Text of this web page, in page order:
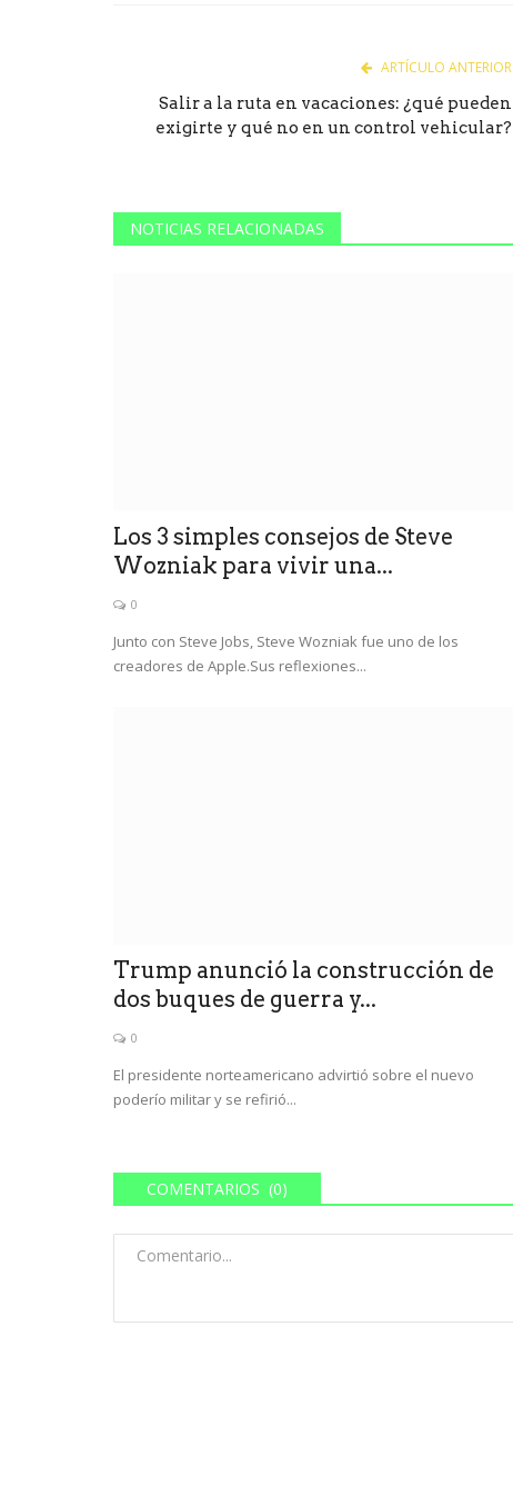
ARTÍCULO ANTERIOR
Salir a la ruta en vacaciones: ¿qué pueden
exigirte y qué no en un control vehicular?
NOTICIAS RELACIONADAS
Los 3 simples consejos de Steve
Wozniak para vivir una...
0
Junto con Steve Jobs, Steve Wozniak fue uno de los
creadores de Apple.Sus reflexiones...
Trump anunció la construcción de
dos buques de guerra y...
0
El presidente norteamericano advirtió sobre el nuevo
poderío militar y se refirió...
COMENTARIOS (0)